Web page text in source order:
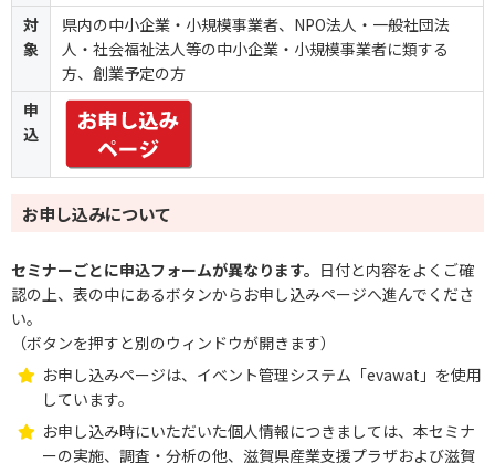
対
象
県内の中小企業・小規模事業者、NPO法人・一般社団法
人・社会福祉法人等の中小企業・小規模事業者に類する
方、創業予定の方
申
込
お申し込みについて
セミナーごとに申込フォームが異なります。 日付と内容をよくご確
認の上、表の中にあるボタンからお申し込みページへ進んでくださ
い。
（ボタンを押すと別のウィンドウが開きます）
お申し込みページは、イベント管理システム「evawat」を使用
しています。
お申し込み時にいただいた個人情報につきましては、本セミナ
ーの実施、調査・分析の他、滋賀県産業支援プラザおよび滋賀